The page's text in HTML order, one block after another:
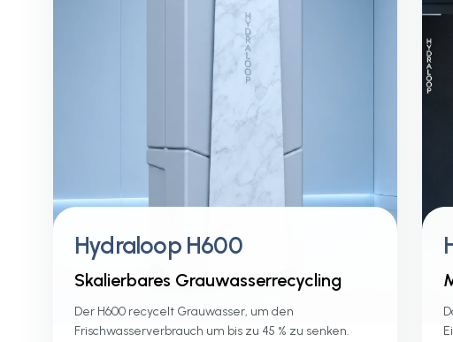
Hydraloop H600
Skalierbares Grauwasserrecycling
Der H600 recycelt Grauwasser, um den
Frischwasserverbrauch um bis zu 45 % zu senken.